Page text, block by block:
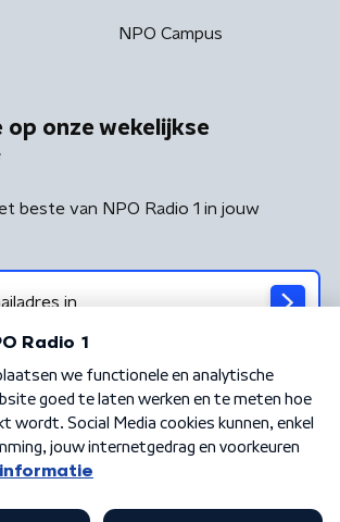
NPO Campus
op onze wekelijkse
beste van NPO Radio 1 in jouw